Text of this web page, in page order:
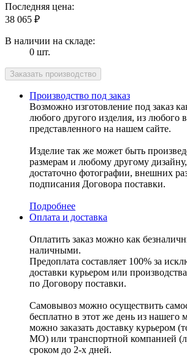
Последняя цена:
38 065 ₽
В наличии на складе:
0 шт.
Производство под заказ
Возможно изготовление под заказ
любого другого изделия, из любого
представленного на нашем сайте.
Изделие так же может быть
размерам и любому другому
достаточно фотографии, внешних
подписания Договора поставки.
Подробнее
Оплата и доставка
Оплатить заказ можно как
наличными.
Предоплата составляет 100% за
доставки курьером или
по Договору поставки.
Самовывоз можно осуществить
бесплатно в этот же день из нашего
можно заказать доставку курьером
МО) или транспортной компанией
сроком до 2-х дней.